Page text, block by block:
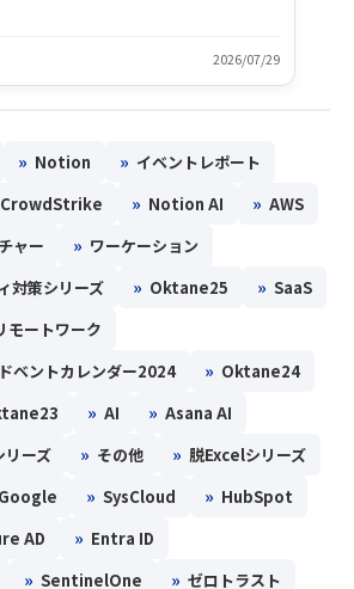
2026/07/29
» Notion » イベントレポート
CrowdStrike » Notion AI » AWS
ャー » ワーケーション
対策シリーズ » Oktane25 » SaaS
モートワーク
ベントカレンダー2024 » Oktane24
» AI » Asana AI
リーズ » その他 » 脱Excelシリーズ
Google » SysCloud » HubSpot
AD » Entra ID
» SentinelOne » ゼロトラスト